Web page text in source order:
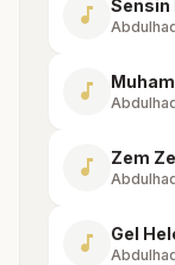
music_note Sensin
music_note
music_note Zem
music_note Gel